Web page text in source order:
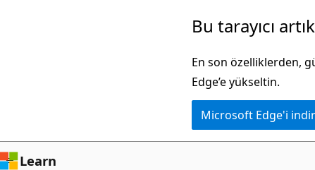
Bu tarayıcı
En son özelliklerden,
Edge’e yükseltin.
Microsoft Edge'i
Learn